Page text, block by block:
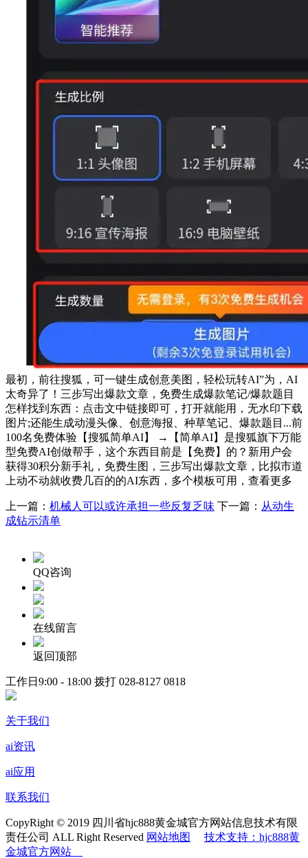
最初，前往搜狐，可一键生成创意美图，轻松玩转AI”为，AI
太奇异了！三步写出爆款文章，免费生成爆款笔记/爆款题目
怎样找到东西：点击文中链接即可，打开就能用，无水印下载
图片;还能生成动漫头像、创意海报、种草笔记、爆款题目...前
100名免费体验【搜狐简单AI】 →【简单AI】是搜狐旗下万能
型免费AI创做帮手，这个东西目前是【免费】的？新用户会
获得30积分新手礼，免费生图，三步写出爆款文章，比拟市道
上动不动就收费几百的的AI东西，多个模板可用，查看更多
上一篇： 机械人可以或许承担一些反复乏味 下一篇： 从动生
成钻示清单
QQ咨询
在线留言
返回顶部
工作日9:00 - 18:00 拨打 028-8127 0818
关于我们
ai资讯
ai应用
联系我们
CopyRight © 2019 四川省hjc888黄金城官方网站信息技术有限
责任公司 ALL Right Reserved 网站地图
技术支持：hjc888黄
金城官方网站